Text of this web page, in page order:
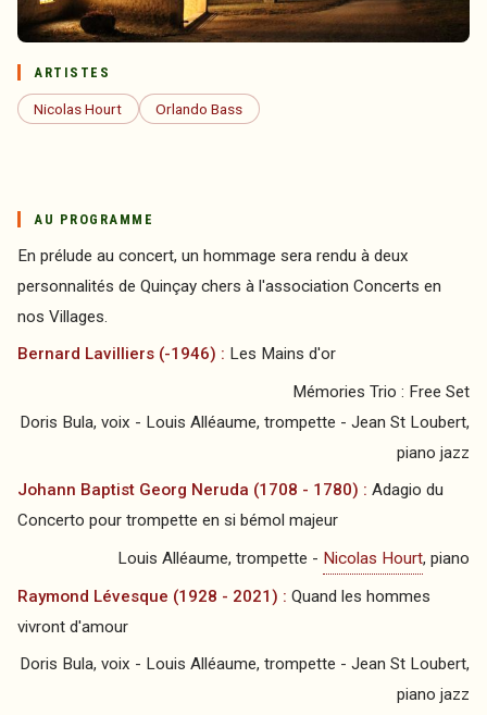
ARTISTES
Nicolas Hourt Orlando Bass
AU PROGRAMME
En prélude au concert, un hommage sera rendu à deux
personnalités de Quinçay chers à l'association Concerts en
nos Villages.
Bernard Lavilliers (-1946) : Les Mains d'or
Mémories Trio : Free Set
Doris Bula, voix - Louis Alléaume, trompette - Jean St Loubert,
piano jazz
Johann Baptist Georg Neruda (1708 - 1780) : Adagio du
Concerto pour trompette en si bémol majeur
Louis Alléaume, trompette - Nicolas Hourt, piano
Raymond Lévesque (1928 - 2021) : Quand les hommes
vivront d'amour
Doris Bula, voix - Louis Alléaume, trompette - Jean St Loubert,
piano jazz